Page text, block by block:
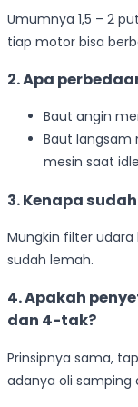
Umumnya 1,5 – 2
tiap motor bisa
2. Apa
Baut angin
Baut
mesin saat
3. Kenapa
Mungkin filter
sudah lemah.
4. Apakah
dan 4-tak?
Prinsipnya sama,
adanya oli samping